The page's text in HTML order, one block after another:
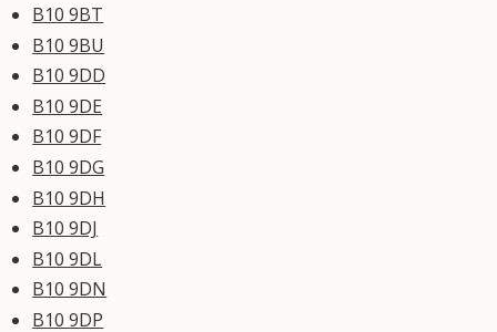
B10 9BT
B10 9BU
B10 9DD
B10 9DE
B10 9DF
B10 9DG
B10 9DH
B10 9DJ
B10 9DL
B10 9DN
B10 9DP